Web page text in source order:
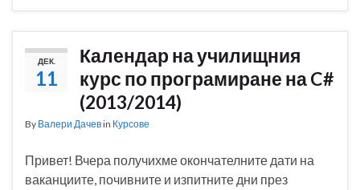
ДЕК.
11
Календар на училищния
курс по програмиране на C#
(2013/2014)
By Валери Дачевin Курсове
Привет! Вчера получихме окончателните дати на
ваканциите, почивните и изпитните дни през